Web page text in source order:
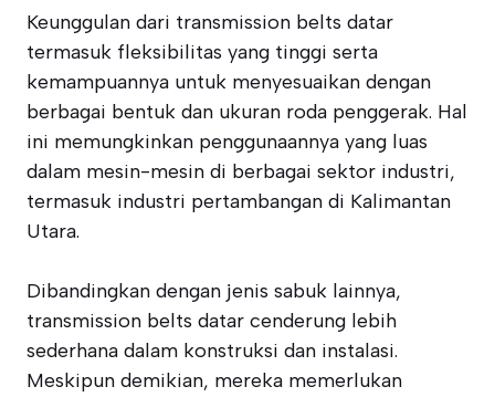
Keunggulan dari transmission belts datar
termasuk fleksibilitas yang tinggi serta
kemampuannya untuk menyesuaikan dengan
berbagai bentuk dan ukuran roda penggerak. Hal
ini memungkinkan penggunaannya yang luas
dalam mesin-mesin di berbagai sektor industri,
termasuk industri pertambangan di Kalimantan
Utara.
Dibandingkan dengan jenis sabuk lainnya,
transmission belts datar cenderung lebih
sederhana dalam konstruksi dan instalasi.
Meskipun demikian, mereka memerlukan